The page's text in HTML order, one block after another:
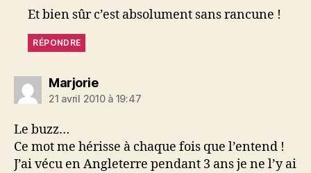
Et bien sûr c’est absolument sans rancune !
RÉPONDRE
Marjoriedit :
21 avril 2010 à 19:47
Le buzz…
Ce mot me hérisse à chaque fois que l’entend !
J’ai vécu en Angleterre pendant 3 ans je ne l’y ai